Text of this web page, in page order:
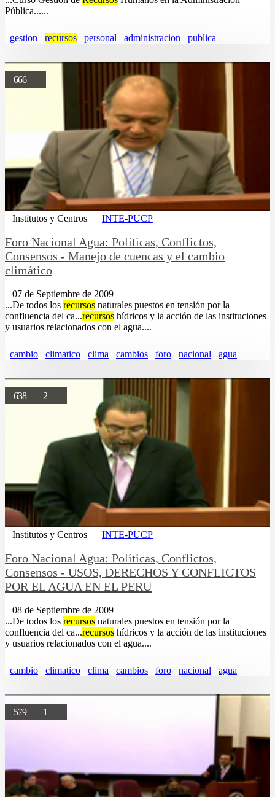
Pública......
gestion recursos personal administracion publica
666
Institutos y Centros INTE-PUCP
Foro Nacional Agua: Políticas, Conflictos,
Consensos - Manejo de cuencas y el cambio
climático
07 de Septiembre de 2009
...De todos los recursos naturales puestos en tensión por la
confluencia del ca...recursos hídricos y la acción de las instituciones
y usuarios relacionados con el agua....
cambio climatico clima cambios foro nacional agua
638 2
Institutos y Centros INTE-PUCP
Foro Nacional Agua: Políticas, Conflictos,
Consensos - USOS, DERECHOS Y CONFLICTOS
POR EL AGUA EN EL PERU
08 de Septiembre de 2009
...De todos los recursos naturales puestos en tensión por la
confluencia del ca...recursos hídricos y la acción de las instituciones
y usuarios relacionados con el agua....
cambio climatico clima cambios foro nacional agua
579 1